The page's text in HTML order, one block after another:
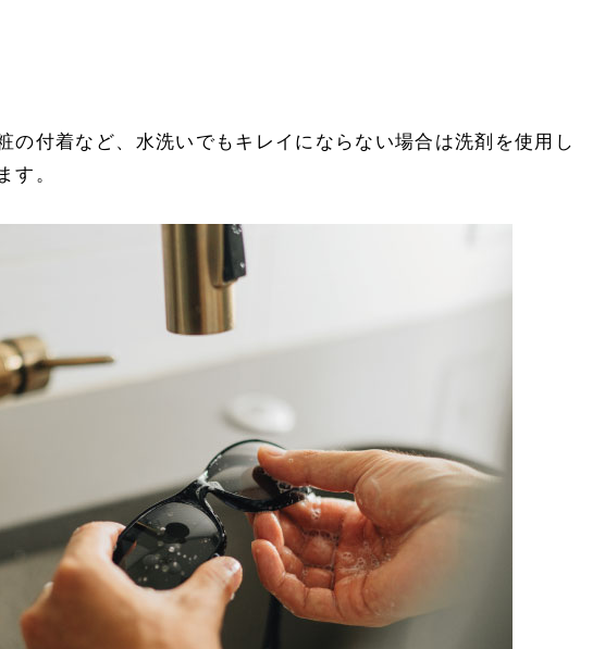
の付着など、水洗いでもキレイにならない場合は洗剤を使用し
す。